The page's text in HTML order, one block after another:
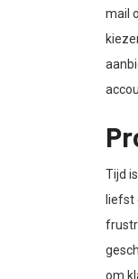
mail
Tijd
liefst
om